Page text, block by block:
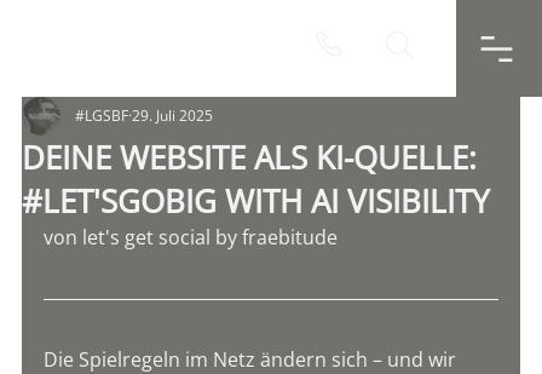
DEINE WEBSITE ALS KI-QUELLE:
#LET'SGOBIG WITH AI VISIBILITY
#LGSBF29. Juli 2025
von let's get social by fraebitude
Die Spielregeln im Netz ändern sich – und wir